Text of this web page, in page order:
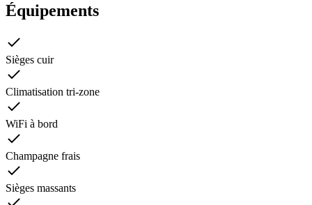
Équipements
Sièges cuir
Climatisation tri-zone
WiFi à bord
Champagne frais
Sièges massants